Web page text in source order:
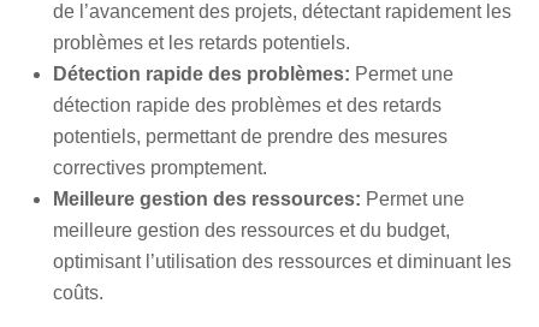
de l’avancement des projets, détectant rapidement les
problèmes et les retards potentiels.
Détection rapide des problèmes: Permet une
détection rapide des problèmes et des retards
potentiels, permettant de prendre des mesures
correctives promptement.
Meilleure gestion des ressources: Permet une
meilleure gestion des ressources et du budget,
optimisant l’utilisation des ressources et diminuant les
coûts.